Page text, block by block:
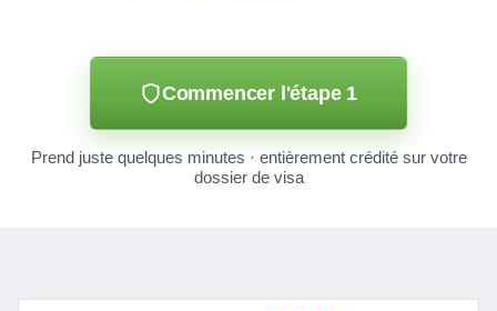
Commencer l'étape 1
Prend juste quelques minutes · entièrement crédité sur votre
dossier de visa